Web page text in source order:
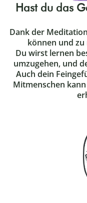
Hast du das
Dank der
können und
Du wirst lernen
umzugehen, und
Auch dein
Mitmenschen